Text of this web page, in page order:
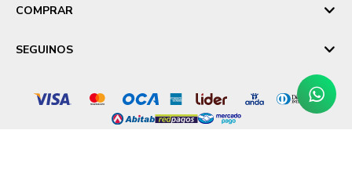
COMPRAR
SEGUINOS